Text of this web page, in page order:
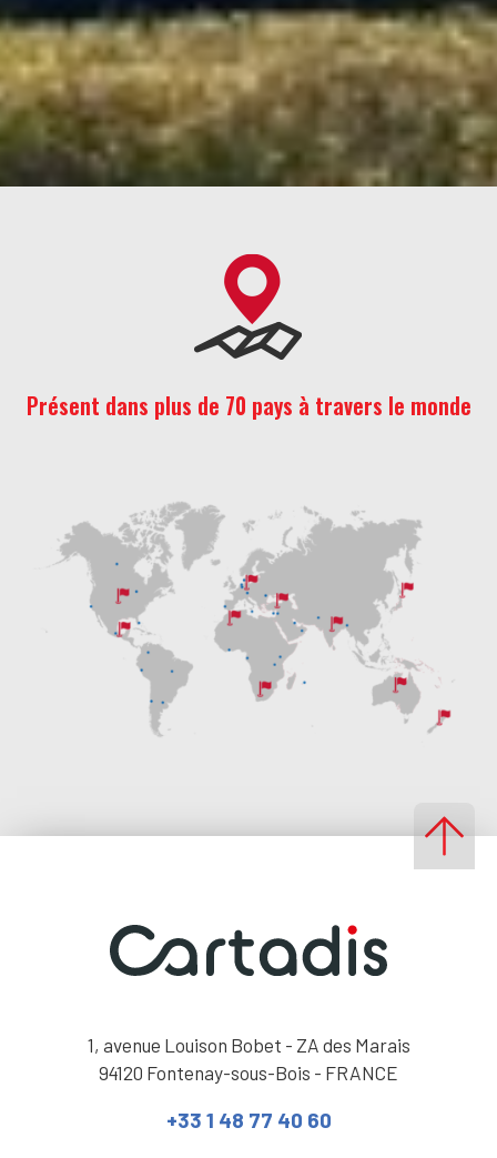
Présent dans plus de 70 pays à travers le monde
1, avenue Louison Bobet - ZA des Marais
94120 Fontenay-sous-Bois - FRANCE
+33 1 48 77 40 60